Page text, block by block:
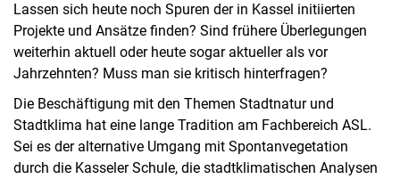
Lassen sich heute noch Spuren der in Kassel initiierten
Projekte und Ansätze finden? Sind frühere Überlegungen
weiterhin aktuell oder heute sogar aktueller als vor
Jahrzehnten? Muss man sie kritisch hinterfragen?
Die Beschäftigung mit den Themen Stadtnatur und
Stadtklima hat eine lange Tradition am Fachbereich ASL.
Sei es der alternative Umgang mit Spontanvegetation
durch die Kasseler Schule, die stadtklimatischen Analysen